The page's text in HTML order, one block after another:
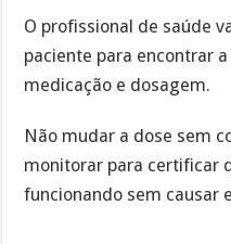
O profissional de saúde
paciente para encontrar
medicação e dosagem.
Não mudar a dose sem
monitorar para certificar
funcionando sem causar